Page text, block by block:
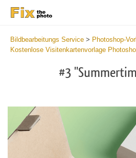
Bildbearbeitungs Service > Photoshop-
Kostenlose Visitenkartenvorlage
#3